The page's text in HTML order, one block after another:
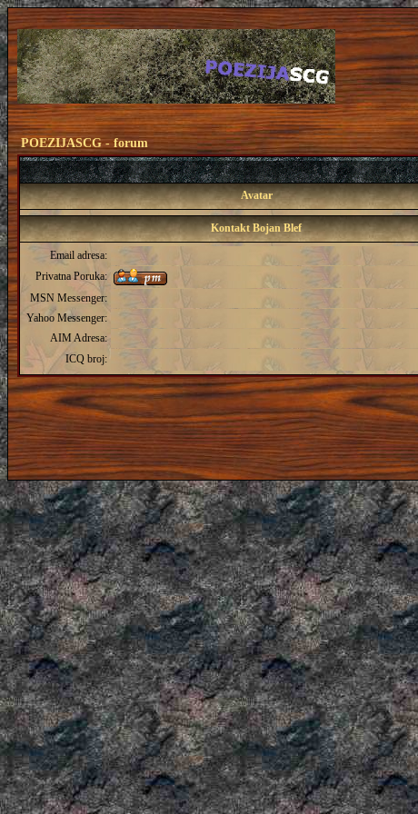
POEZIJASCG - forum
Avatar
Kontakt Bojan Blef
Email adresa:
Privatna Poruka:
MSN Messenger:
Yahoo Messenger:
AIM Adresa:
ICQ broj: